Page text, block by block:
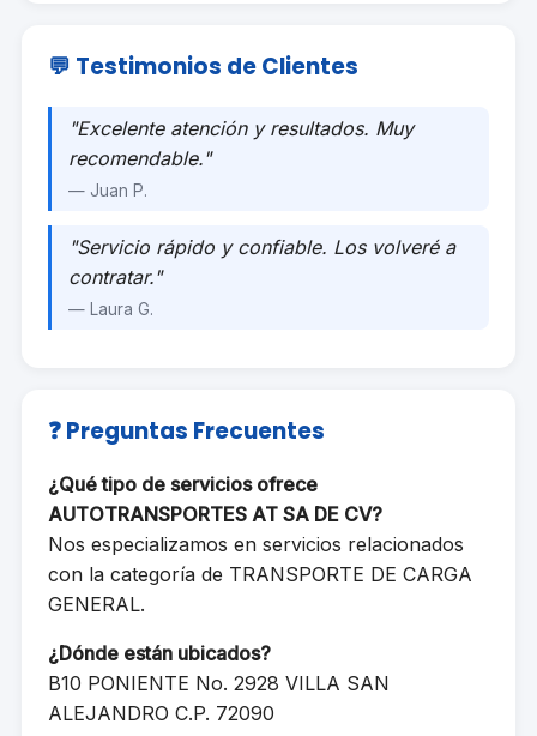
💬 Testimonios de Clientes
"Excelente atención y resultados. Muy
recomendable."
— Juan P.
"Servicio rápido y confiable. Los volveré a
contratar."
— Laura G.
❓ Preguntas Frecuentes
¿Qué tipo de servicios ofrece
AUTOTRANSPORTES AT SA DE CV?
Nos especializamos en servicios relacionados
con la categoría de TRANSPORTE DE CARGA
GENERAL.
¿Dónde están ubicados?
B10 PONIENTE No. 2928 VILLA SAN
ALEJANDRO C.P. 72090